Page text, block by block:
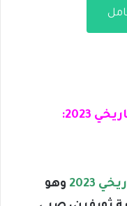
2023
وهو